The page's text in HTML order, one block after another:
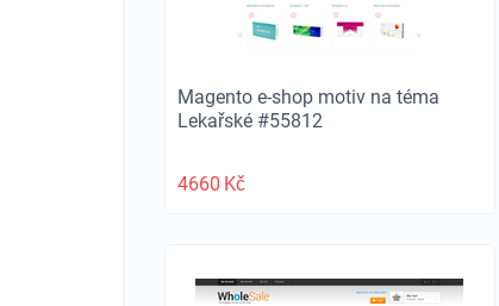
Magento e-shop motiv na téma
Lekařské #55812
4660 Kč